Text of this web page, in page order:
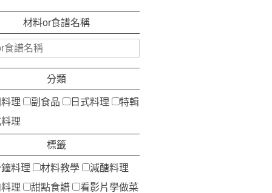
材料or食譜名稱
分類
理 副食品 日式料理
特輯
理
標籤
料理 材料教學
減醣料理
理
甜點食譜
看影片學做菜